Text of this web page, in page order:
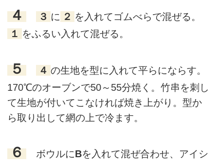
４ ３ に ２ を入れてゴムべらで混ぜる。
１ をふるい入れて混ぜる。
５ ４ の生地を型に入れて平らにならす。
170℃のオーブンで50～55分焼く。竹串を刺し
て生地が付いてこなければ焼き上がり。型か
ら取り出して網の上で冷ます。
６ ボウルにBを入れて混ぜ合わせ、アイシ